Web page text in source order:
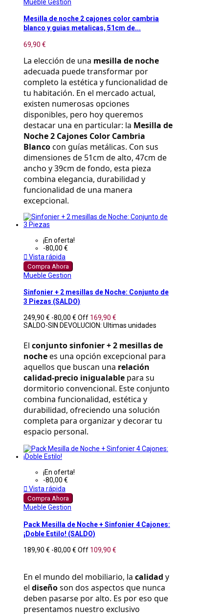
Mueble Gestion
Mesilla de noche 2 cajones color cambria
blanco y guias metalicas, 51cm de...
69,90 €
La elección de una mesilla de noche
adecuada puede transformar por
completo la estética y funcionalidad de
tu habitación. En el mercado actual,
existen numerosas opciones
disponibles, pero hoy queremos
destacar una en particular: la Mesilla de
Noche 2 Cajones Color Cambria
Blanco con guías metálicas. Con sus
dimensiones de 51cm de alto, 47cm de
ancho y 39cm de fondo, esta pieza
combina elegancia, durabilidad y
funcionalidad de una manera
excepcional.
¡En oferta!
-80,00 €
 Vista rápida
Compra Ahora
Mueble Gestion
Sinfonier + 2 mesillas de Noche: Conjunto de
3 Piezas (SALDO)
249,90 € -80,00 € Off 169,90 €
SALDO-SIN DEVOLUCION: Ultimas unidades
El conjunto sinfonier + 2 mesillas de
noche es una opción excepcional para
aquellos que buscan una relación
calidad-precio inigualable para su
dormitorio convencional. Este conjunto
combina funcionalidad, estética y
durabilidad, ofreciendo una solución
completa para organizar y decorar tu
espacio personal.
¡En oferta!
-80,00 €
 Vista rápida
Compra Ahora
Mueble Gestion
Pack Mesilla de Noche + Sinfonier 4 Cajones:
¡Doble Estilo! (SALDO)
189,90 € -80,00 € Off 109,90 €
En el mundo del mobiliario, la calidad y
el diseño son dos aspectos que nunca
deben pasarse por alto. Es por eso que